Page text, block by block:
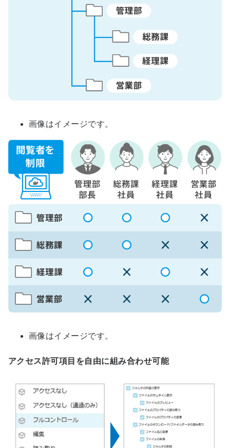
画像はイメージです。
画像はイメージです。
アクセス許可項目を自由に組み合わせ可能